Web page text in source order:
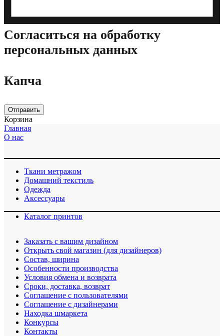
Cогласиться на обработку
персональных данных
Капча
Отправить
Корзина
Главная
О нас
Ткани метражом
Домашний текстиль
Одежда
Аксессуары
Каталог принтов
Заказать с вашим дизайном
Открыть свой магазин (для дизайнеров)
Cостав, ширина
Особенности производства
Условия обмена и возврата
Сроки, доставка, возврат
Соглашение с пользователями
Соглашение с дизайнерами
Находка шмаркета
Конкурсы
Контакты